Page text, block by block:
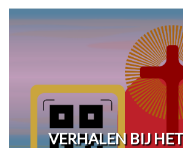
VERHALEN BIJ